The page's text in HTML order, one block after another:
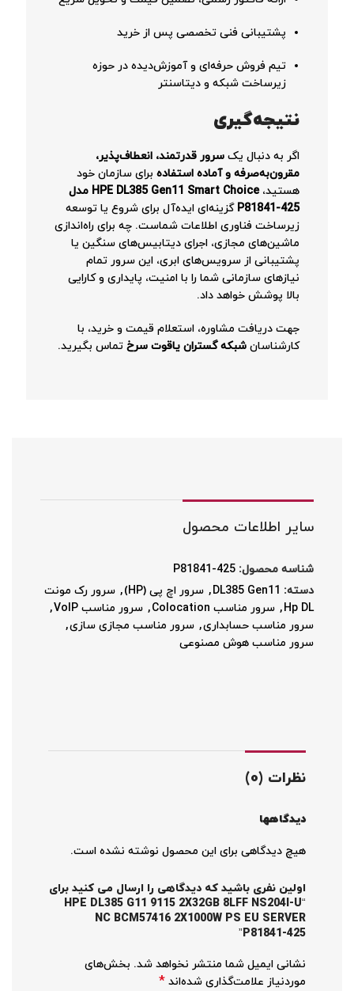
پشتیبانی فنی تخصصی پس از خرید
تیم فروش حرفه‌ای و آموزش‌دیده در حوزه
زیرساخت شبکه و دیتاسنتر
نتیجه‌گیری
اگر به دنبال یک سرور قدرتمند، انعطاف‌پذیر،
مقرون‌به‌صرفه و آماده استفاده برای سازمان خود
هستید،
HPE DL385 Gen11 Smart Choice مدل
P81841-425 گزینه‌ای ایده‌آل برای شروع یا توسعه
زیرساخت فناوری اطلاعات شماست. چه برای راه‌اندازی
ماشین‌های مجازی، اجرای دیتابیس‌های سنگین یا
پشتیبانی از سرویس‌های ابری، این سرور تمام
نیازهای سازمانی شما را با امنیت، پایداری و کارایی
بالا پوشش خواهد داد.
جهت دریافت مشاوره، استعلام قیمت و خرید، با
کارشناسان شبکه گستران یاقوت سرخ تماس بگیرید.
سایر اطلاعات محصول
شناسه محصول: P81841-425
دسته: DL385 Gen11
, سرور اچ پی (HP) , سرور رک مونت
Hp DL
, سرور مناسب Colocation , سرور مناسب VoIP
,
سرور مناسب حسابداری, سرور مناسب مجازی سازی,
سرور مناسب هوش مصنوعی
نظرات (0)
دیدگاهها
هیچ دیدگاهی برای این محصول نوشته نشده است.
اولین نفری باشید که دیدگاهی را ارسال می کنید برای
“HPE DL385 G11 9115 2X32GB 8LFF NS204I-U
NC BCM57416 2X1000W PS EU SERVER
P81841-425”
نشانی ایمیل شما منتشر نخواهد شد. بخش‌های
موردنیاز علامت‌گذاری شده‌اند *